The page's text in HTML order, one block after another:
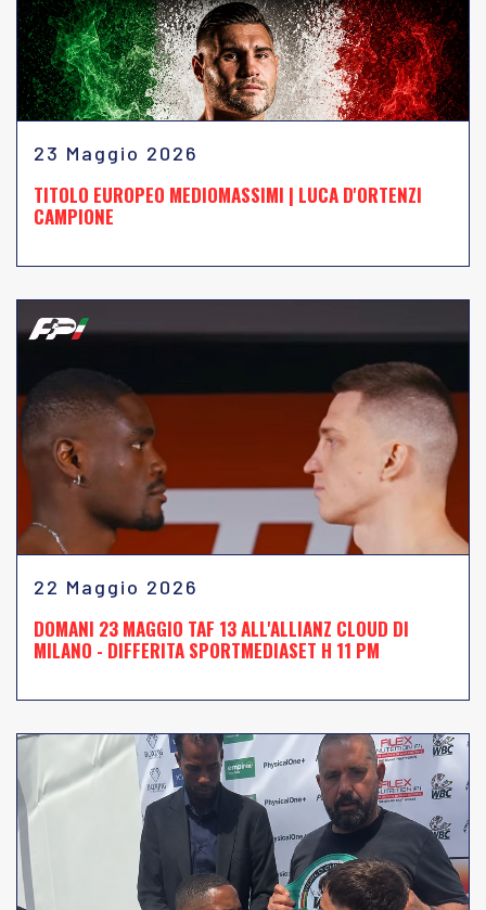
23 Maggio 2026
TITOLO EUROPEO MEDIOMASSIMI | LUCA D'ORTENZI
CAMPIONE
22 Maggio 2026
DOMANI 23 MAGGIO TAF 13 ALL'ALLIANZ CLOUD DI
MILANO - DIFFERITA SPORTMEDIASET H 11 PM